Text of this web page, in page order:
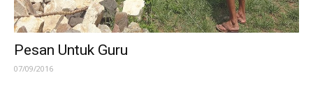
Pesan Untuk Guru
07/09/2016